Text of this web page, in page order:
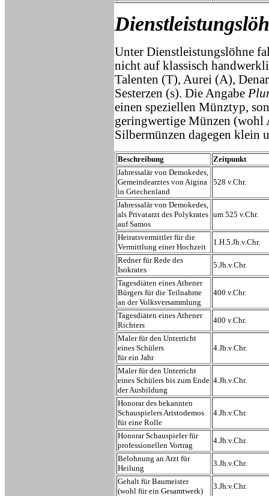
Unter Dienstleistungslöhne
nicht auf klassisch
Talenten (T), Aurei (A),
Sesterzen (s). Die Angabe
einen speziellen Münztyp,
geringwertige Münzen (wohl
Silbermünzen dagegen klein
Beschreibung
Zeitpunkt
Jahressalär von Demokedes,
Gemeindearztes von Aigina
in Griechenland
528 v.Chr.
Jahressalär von Demokedes,
als Privatarzt des Polykrates
auf Samos
um 525 v.Chr.
Heiratsvermittler für die
Vermittlung einer Hochzeit
1.H.5.Jh.v.Chr.
Redner für Rede des
Isokrates
5.Jh.v.Chr.
Tagesdiäten eines Athener
Bürgers für die Teilnahme
an der Volksversammlung
400 v.Chr.
Tagesdiäten eines Athener
Richters
400 v.Chr.
Maler für den Unterricht
eines Schülers
für ein Jahr
4.Jh.v.Chr.
Maler für den Unterricht
eines Schülers bis zum Ende
der Ausbildung
4.Jh.v.Chr.
Honorar des bekannten
Schauspielers Aristodemos
für eine Rolle
4.Jh.v.Chr.
Honorar Schauspieler für
professionellen Vortrag
4.Jh.v.Chr.
Belohnung an Arzt für
Heilung
3.Jh.v.Chr.
Gehalt für Baumeister
(wohl für ein Gesamtwerk)
3.Jh.v.Chr.